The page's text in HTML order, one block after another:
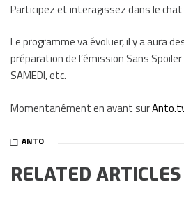
Participez et interagissez dans le
Le programme va évoluer, il y a aura
préparation de l’émission Sans
SAMEDI, etc.
Momentanément en avant sur
ANTO
RELATED ARTICLES